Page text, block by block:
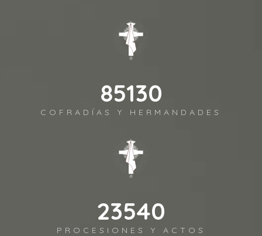
98372
COFRADÍAS Y HERMANDADES
27202
PROCESIONES Y ACTOS